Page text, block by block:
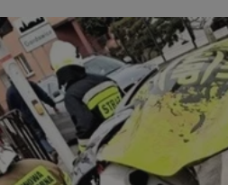
.x.com
CookieScriptConsent
CookieScript
orzesze.com.pl
__cf_bm
Cloudflare
Inc.
.twitter.com
Google Privacy Policy